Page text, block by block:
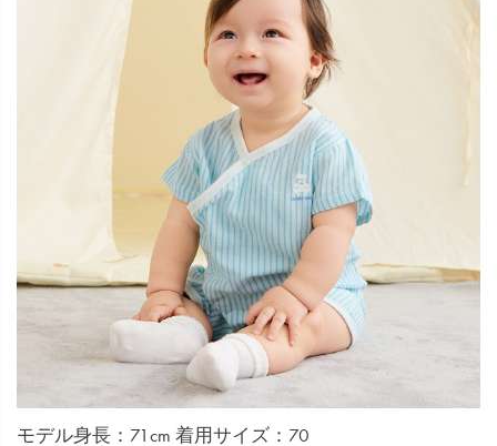
モデル身長：71cm 着用サイズ：70